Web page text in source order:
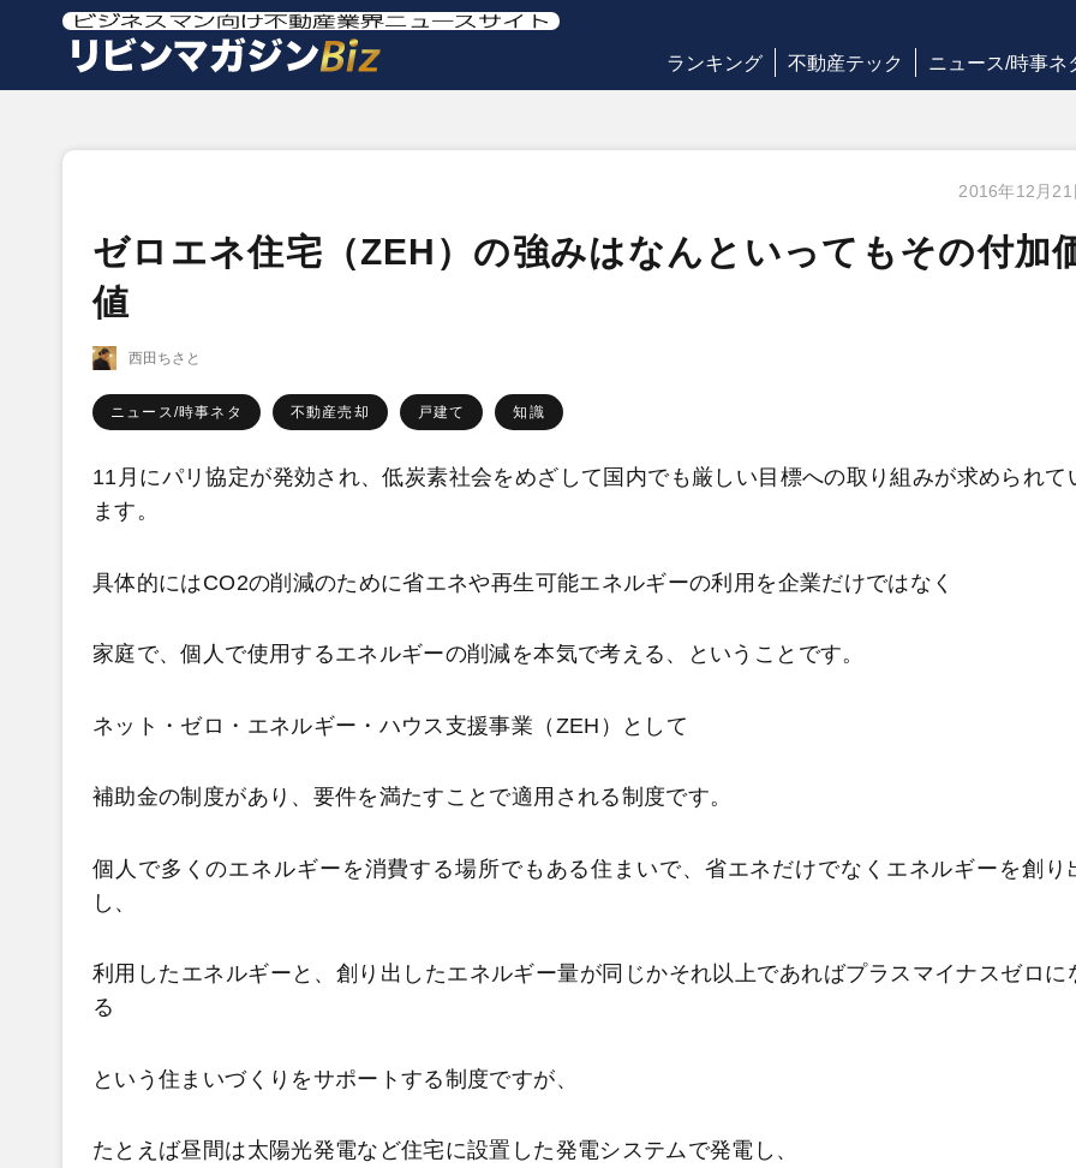
ランキング 不動産テック ニュース/時事ネ
2016年12月21
ゼロエネ住宅（ZEH）の強みはなんといってもその付加
値
西田ちさと
ニュース/時事ネタ 不動産売却 戸建て 知識
11月にパリ協定が発効され、低炭素社会をめざして国内でも厳しい目標への取り組みが求められて
ます。
具体的にはCO2の削減のために省エネや再生可能エネルギーの利用を企業だけではなく
家庭で、個人で使用するエネルギーの削減を本気で考える、ということです。
ネット・ゼロ・エネルギー・ハウス支援事業（ZEH）として
補助金の制度があり、要件を満たすことで適用される制度です。
個人で多くのエネルギーを消費する場所でもある住まいで、省エネだけでなくエネルギーを創り
し、
利用したエネルギーと、創り出したエネルギー量が同じかそれ以上であればプラスマイナスゼロに
る
という住まいづくりをサポートする制度ですが、
たとえば昼間は太陽光発電など住宅に設置した発電システムで発電し、